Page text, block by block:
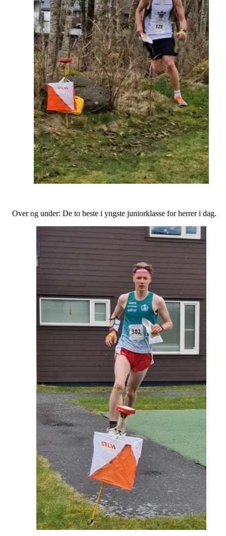
Over og under: De to beste i yngste juniorklasse for herrer i dag.